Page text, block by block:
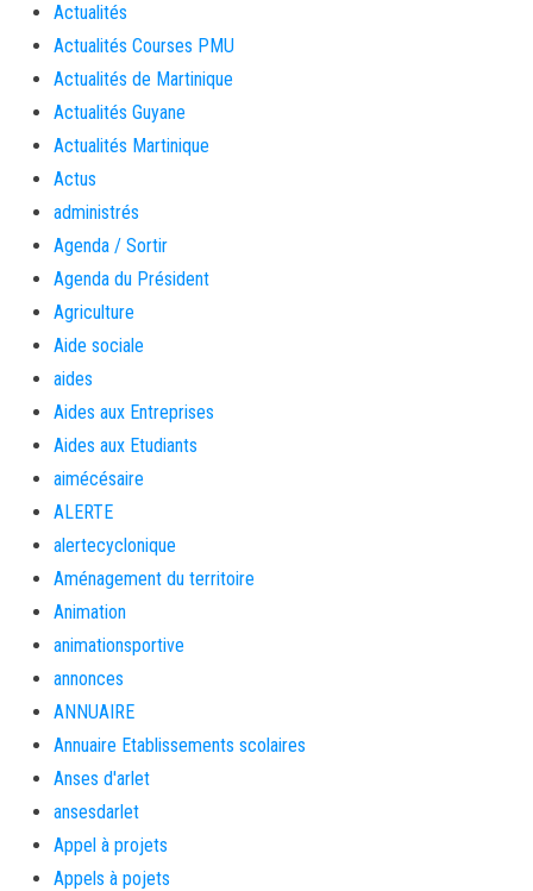
Actualités
Actualités Courses PMU
Actualités de Martinique
Actualités Guyane
Actualités Martinique
Actus
administrés
Agenda / Sortir
Agenda du Président
Agriculture
Aide sociale
aides
Aides aux Entreprises
Aides aux Etudiants
aimécésaire
ALERTE
alertecyclonique
Aménagement du territoire
Animation
animationsportive
annonces
ANNUAIRE
Annuaire Etablissements scolaires
Anses d'arlet
ansesdarlet
Appel à projets
Appels à pojets